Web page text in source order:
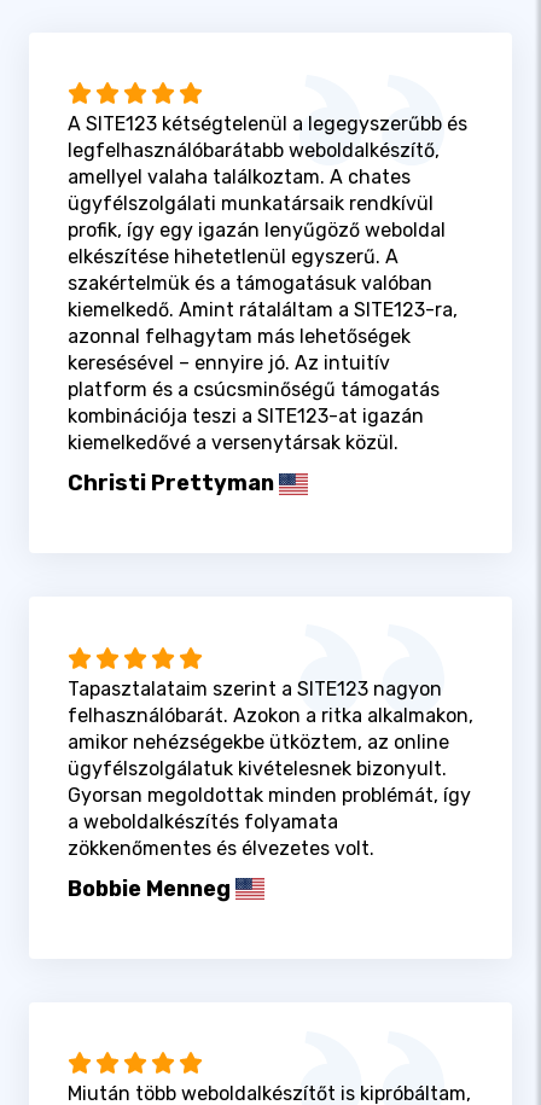
A SITE123 kétségtelenül a legegyszerűbb és
legfelhasználóbarátabb weboldalkészítő,
amellyel valaha találkoztam. A chates
ügyfélszolgálati munkatársaik rendkívül
profik, így egy igazán lenyűgöző weboldal
elkészítése hihetetlenül egyszerű. A
szakértelmük és a támogatásuk valóban
kiemelkedő. Amint rátaláltam a SITE123-ra,
azonnal felhagytam más lehetőségek
keresésével – ennyire jó. Az intuitív
platform és a csúcsminőségű támogatás
kombinációja teszi a SITE123-at igazán
kiemelkedővé a versenytársak közül.
Christi Prettyman
Tapasztalataim szerint a SITE123 nagyon
felhasználóbarát. Azokon a ritka alkalmakon,
amikor nehézségekbe ütköztem, az online
ügyfélszolgálatuk kivételesnek bizonyult.
Gyorsan megoldottak minden problémát, így
a weboldalkészítés folyamata
zökkenőmentes és élvezetes volt.
Bobbie Menneg
Miután több weboldalkészítőt is kipróbáltam,